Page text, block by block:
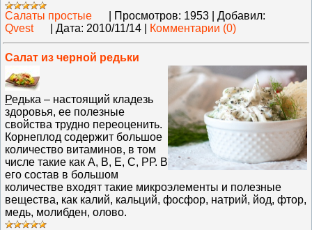
Салаты простые
Просмотров: 1953
Добавил:
Qvest
Дата: 2010/11/14 Комментарии (0)
Салат из черной редьки
Редька – настоящий кладезь
здоровья, ее полезные
свойства трудно переоценить.
Корнеплод содержит большое
количество витаминов, в том
числе такие как А, В, Е, С, РР. В
его состав в большом
количестве входят такие микроэлементы и полезные
вещества, как калий, кальций, фосфор, натрий, йод, фтор,
медь, молибден, олово.